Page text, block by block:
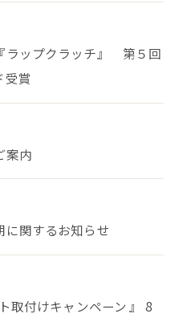
ラップクラッチ』 第５回
受賞
案内
に関するお知らせ
取付けキャンペーン 』 8